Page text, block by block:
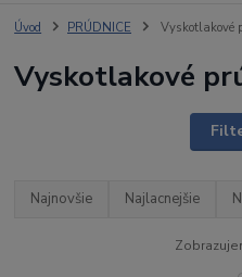
Úvod PRÚDNICE Vyskotlakové
Vyskotlakové
Najnovšie Najlacnejšie